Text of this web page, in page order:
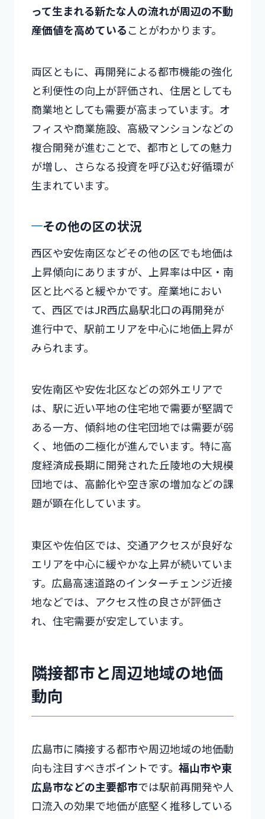
って生まれる新たな人の流れが周辺の不動
産価値を高めていることがわかります。
両区ともに、再開発による都市機能の強化
と利便性の向上が評価され、住居としても
商業地としても需要が高まっています。オ
フィスや商業施設、高級マンションなどの
複合開発が進むことで、都市としての魅力
が増し、さらなる投資を呼び込む好循環が
生まれています。
その他の区の状況
西区や安佐南区などその他の区でも地価は
上昇傾向にありますが、上昇率は中区・南
区と比べると緩やかです。産業地におい
て、西区ではJR西広島駅北口の再開発が
進行中で、駅前エリアを中心に地価上昇が
みられます。
安佐南区や安佐北区などの郊外エリアで
は、駅に近い平地の住宅地で需要が堅調で
ある一方、傾斜地の住宅団地では需要が弱
く、地価の二極化が進んでいます。特に高
度経済成長期に開発された丘陵地の大規模
団地では、高齢化や空き家の増加などの課
題が顕在化しています。
東区や佐伯区では、交通アクセスが良好な
エリアを中心に緩やかな上昇が続いていま
す。広島高速道路のインターチェンジ近接
地などでは、アクセス性の良さが評価さ
れ、住宅需要が安定しています。
隣接都市と周辺地域の地価
動向
広島市に隣接する都市や周辺地域の地価動
向も注目すべきポイントです。 福山市や東
広島市などの主要都市では駅前再開発や人
口流入の効果で地価が底堅く推移している